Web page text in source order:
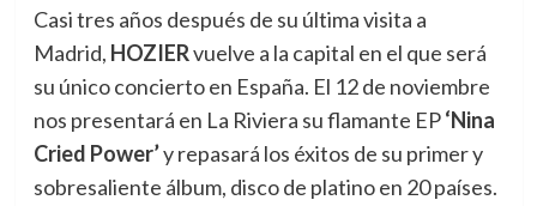
Casi tres años después de su última visita a
Madrid, HOZIERvuelve a la capital en el que será
su único concierto en España. El 12 de noviembre
nos presentará en La Riviera su flamante EP‘Nina
Cried Power’y repasará los éxitos de su primer y
sobresaliente álbum, disco de platino en 20 países.